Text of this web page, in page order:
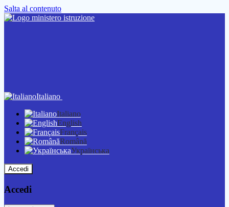
Salta al contenuto
Italiano
Italiano
English
Français
Română
Українська
Accedi
Accedi